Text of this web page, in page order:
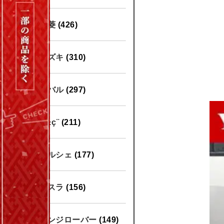
三菱 (426)
スズキ (310)
スバル (297)
æ±ç¨ (211)
ポルシェ (177)
テスラ (156)
レンジローバー (149)